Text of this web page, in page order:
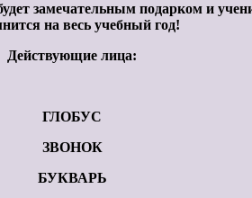
замечательным подарком и
на весь учебный год!
Действующие лица:
ГЛОБУС
ЗВОНОК
БУКВАРЬ